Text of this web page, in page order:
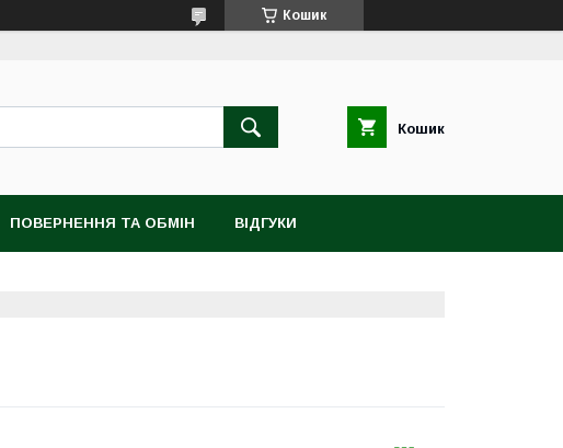
Кошик
Кошик
ПОВЕРНЕННЯ ТА ОБМІН ВІДГУКИ